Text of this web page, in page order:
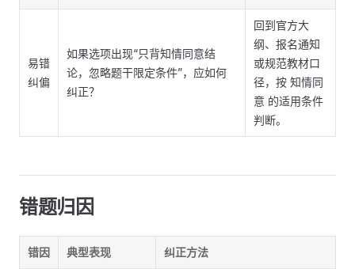
易错
纠偏
如果选项出现“只背知情同意结
论，忽略题干限定条件”，应如何
纠正？
回到官方大
纲、报名通知
或规范教材口
径，按 知情同
意 的适用条件
判断。
错题归因
错因 典型表现 纠正方法